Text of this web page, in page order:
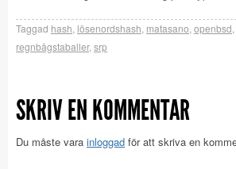
Taggad hash lösenordshash matasano openbsd
regnbågstaballer, srp
SKRIV EN KOMMENTAR
Du måste vara inloggad för att skriva en